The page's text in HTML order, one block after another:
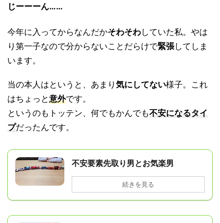
じーーーん……
今年に入ってからなんだかそわそわしていた私。やは
り第一子なので分からないことだらけで緊張してしま
います。
当の本人はというと、あまり 気にしてない様子。これ
はちょっと意外です。
というのもトッテン、何でもかんでも不安になるタイ
プだったんです。
不安要素先取り男とお気楽男
続きを見る